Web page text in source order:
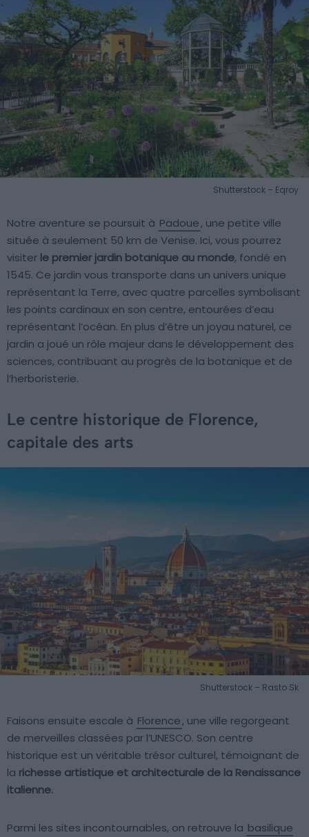
Shutterstock – Eqroy
Notre aventure se poursuit à Padoue, une petite ville
située à seulement 50 km de Venise. Ici, vous pourrez
visiter le premier jardin botanique au monde, fondé en
1545. Ce jardin vous transporte dans un univers unique
représentant la Terre, avec quatre parcelles symbolisant
les points cardinaux en son centre, entourées d’eau
représentant l’océan. En plus d’être un joyau naturel, ce
jardin a joué un rôle majeur dans le développement des
sciences, contribuant au progrès de la botanique et de
l’herboristerie.
Le centre historique de Florence,
capitale des arts
Shutterstock – Rasto Sk
Faisons ensuite escale à Florence, une ville regorgeant
de merveilles classées par l’UNESCO. Son centre
historique est un véritable trésor culturel, témoignant de
la richesse artistique et architecturale de la Renaissance
italienne.
Parmi les sites incontournables, on retrouve la basilique